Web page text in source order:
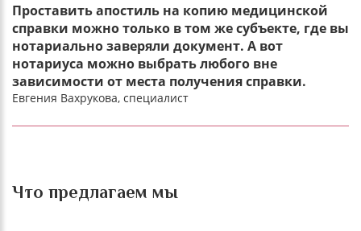
Проставить апостиль на копию медицинской
справки можно только в том же субъекте, где вы
нотариально заверяли документ. А вот
нотариуса можно выбрать любого вне
зависимости от места получения справки.
Евгения Вахрукова, специалист
Что предлагаем мы